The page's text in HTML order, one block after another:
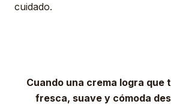
cuidado.
Cuando una crema logra que
fresca, suave y cómoda